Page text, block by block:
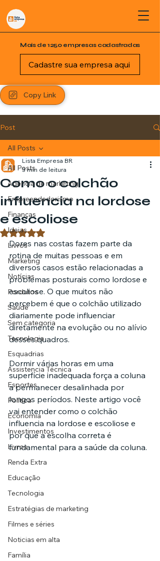
Mais de 1250 empresas cadastradas
Cadastre sua empresa aqui
Copy Link
Post
All Posts
Agência de marketing
Empreendedorismo
Finanças
Ideias
Livros
Marketing
Notícias
Pordutos
Saúde
Sem categoria
Tecnologia
Esquadrias
Assistencia Técnica
Esportes
Política
Economia
Investimentos
Livros
Renda Extra
Educação
Tecnologia
Estratégias de marketing
Filmes e séries
Noticias em alta
Família
All Posts
Como o colchão
influencia na lordose
e escoliose
Lista Empresa BR
3 min de leitura
Avaliado com NaN de 5 estrelas.
Dores nas costas fazem parte da
rotina de muitas pessoas e em
diversos casos estão relacionadas a
problemas posturais como lordose e
escoliose. O que muitos não
percebem é que o colchão utilizado
diariamente pode influenciar
diretamente na evolução ou no alívio
desses quadros.
Dormir várias horas em uma
superfície inadequada força a coluna
a permanecer desalinhada por
longos períodos. Neste artigo você
vai entender como o colchão
influencia na lordose e escoliose e
por que a escolha correta é
fundamental para a saúde da coluna.